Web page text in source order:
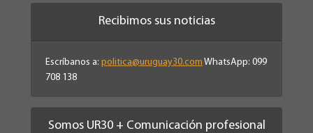
Recibimos sus noticias
Escríbanos a: politica@uruguay30.com WhatsApp: 099
708 138
Somos UR30 + Comunicación profesional